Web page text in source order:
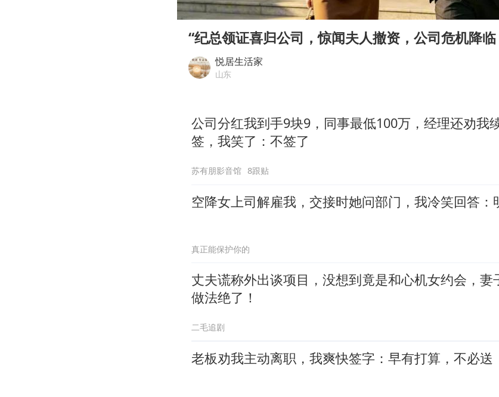
新疆一婚礼线上邀请引热议
世界第1特鲁姆普斯诺克中国赛一轮游
构建更高水平的全民健身公共服务体系
刘嘉玲晒与周星驰合照
Play
00:00
“纪总领证喜归公司，惊闻夫人撤资，公司危机降临
悦居生活家
山东
公司分红我到手9块9，同事最低100万，经理还劝我
签，我笑了：不签了
苏有朋影音馆 8跟贴
空降女上司解雇我，交接时她问部门，我冷笑回答：
真正能保护你的
丈夫谎称外出谈项目，没想到竟是和心机女约会，妻
做法绝了！
二毛追剧
老板劝我主动离职，我爽快签字：早有打算，不必送